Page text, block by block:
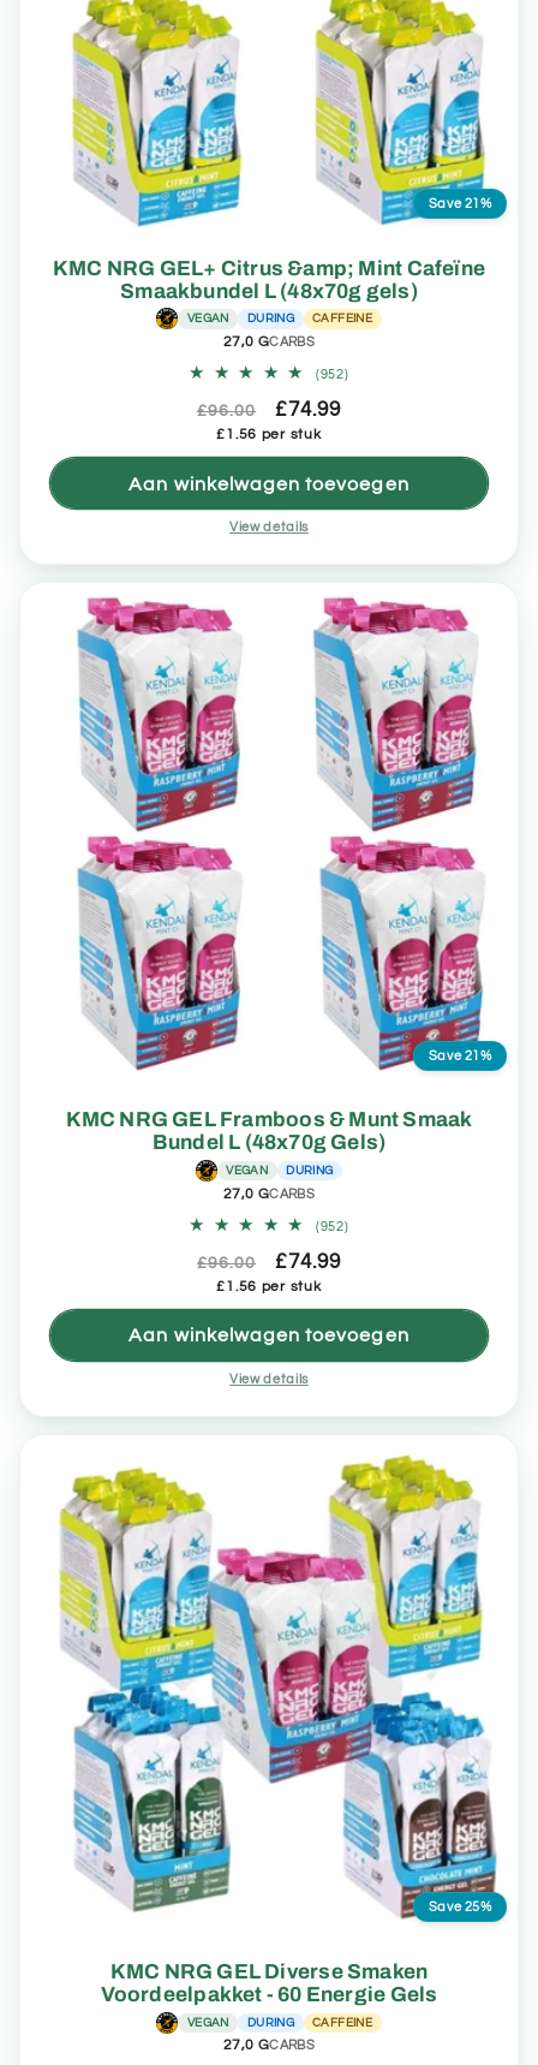
Save 21%
KMC NRG GEL+ Citrus &amp; Mint Cafeïne
Smaakbundel L (48x70g gels)
VEGAN DURING CAFFEINE
27,0 GCARBS
(952)952
Normale
prijs
£96.00 Aanbiedingsprijs
£74.99
Eenheidsprijs
£1.56 per stuk
Aan winkelwagen toevoegen
View details
Save 21%
KMC NRG GEL Framboos & Munt Smaak
Bundel L (48x70g Gels)
VEGAN DURING
27,0 GCARBS
(952)952
Normale
prijs
£96.00 Aanbiedingsprijs
£74.99
Eenheidsprijs
£1.56 per stuk
Aan winkelwagen toevoegen
View details
Save 25%
KMC NRG GEL Diverse Smaken
Voordeelpakket - 60 Energie Gels
VEGAN DURING CAFFEINE
27,0 GCARBS